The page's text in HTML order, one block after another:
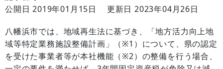
公開日 2019年01月15日
更新日 2023年04月26日
八幡浜市では、地域再生法に基づき、「地方活力向上地
域等特定業務施設整備計画」（※1）について、県の認定
を受けた事業者等が本社機能（※2）の整備を行う場合、